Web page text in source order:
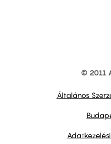
© 2011
Általános